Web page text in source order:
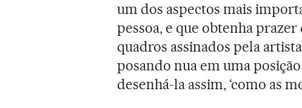
um dos aspectos mais
pessoa, e que obtenha
quadros assinados pela
posando nua em uma
desenhá-la assim, ‘como as